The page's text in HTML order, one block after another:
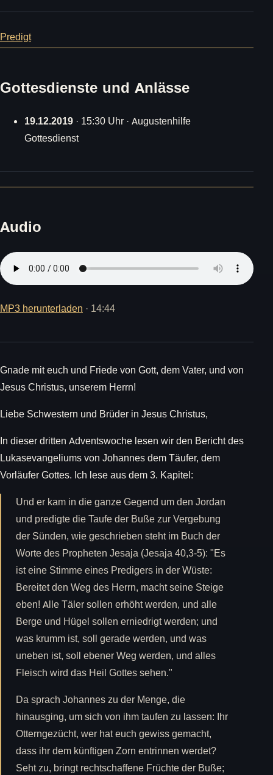
Predigt
Gottesdienste und Anlässe
19.12.2019 · 15:30 Uhr · Augustenhilfe
Gottesdienst
Audio
MP3 herunterladen · 14:44
Gnade mit euch und Friede von Gott, dem Vater, und von
Jesus Christus, unserem Herrn!
Liebe Schwestern und Brüder in Jesus Christus,
In dieser dritten Adventswoche lesen wir den Bericht des
Lukasevangeliums von Johannes dem Täufer, dem
Vorläufer Gottes. Ich lese aus dem 3. Kapitel:
Und er kam in die ganze Gegend um den Jordan
und predigte die Taufe der Buße zur Vergebung
der Sünden, wie geschrieben steht im Buch der
Worte des Propheten Jesaja (Jesaja 40,3-5): "Es
ist eine Stimme eines Predigers in der Wüste:
Bereitet den Weg des Herrn, macht seine Steige
eben! Alle Täler sollen erhöht werden, und alle
Berge und Hügel sollen erniedrigt werden; und
was krumm ist, soll gerade werden, und was
uneben ist, soll ebener Weg werden, und alles
Fleisch wird das Heil Gottes sehen."
Da sprach Johannes zu der Menge, die
hinausging, um sich von ihm taufen zu lassen: Ihr
Otterngezücht, wer hat euch gewiss gemacht,
dass ihr dem künftigen Zorn entrinnen werdet?
Seht zu, bringt rechtschaffene Früchte der Buße;